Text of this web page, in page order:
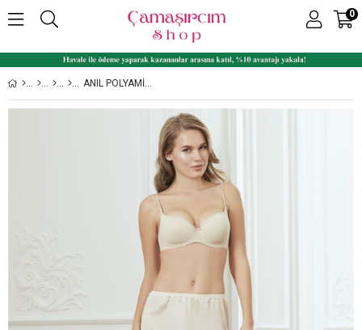
0
ANIL POLYAMID DIZ ALTI KADIN ETEK ALTI UZUN JÜPON